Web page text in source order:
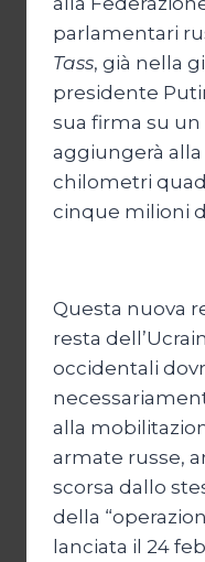
parlamentari
Tass, già nella
presidente
sua firma su
aggiungerà alla
chilometri
cinque milioni
Questa nuova
resta
occidentali
alla
armate russe,
scorsa dallo
della
lanciata il 24